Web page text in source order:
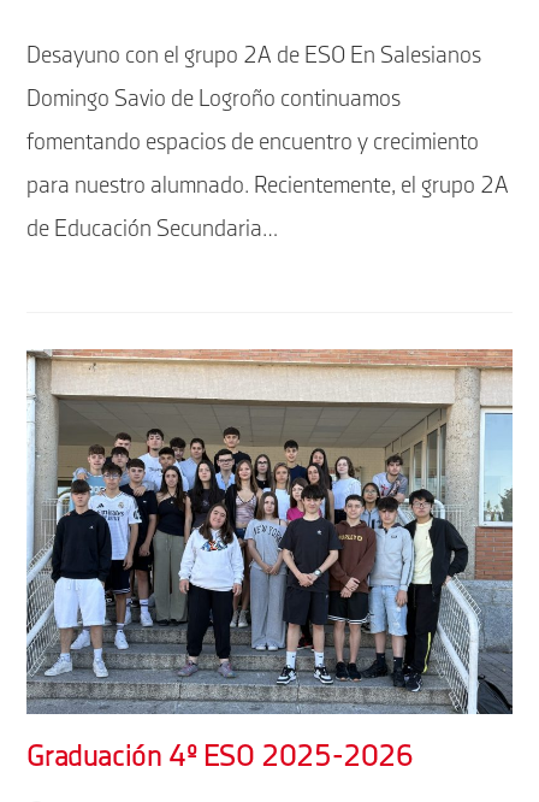
entrada:
Desayuno con el grupo 2A de ESO En Salesianos
Domingo Savio de Logroño continuamos
fomentando espacios de encuentro y crecimiento
para nuestro alumnado. Recientemente, el grupo 2A
de Educación Secundaria…
Graduación 4º ESO 2025-2026